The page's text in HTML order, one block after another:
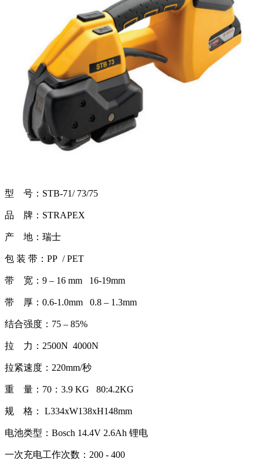
型 号：STB-71/ 73/75
品 牌：STRAPEX
产 地：瑞士
包 装 带：PP / PET
带 宽：9 – 16 mm 16-19mm
带 厚：0.6-1.0mm 0.8 – 1.3mm
结合强度：75 – 85%
拉 力：2500N 4000N
拉紧速度：220mm/秒
重 量：70：3.9 KG 80:4.2KG
规 格： L334xW138xH148mm
电池类型：Bosch 14.4V 2.6Ah 锂电
一次充电工作次数：200 - 400